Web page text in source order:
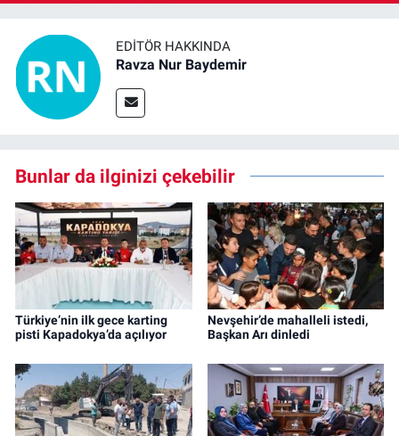
EDITÖR HAKKINDA
Ravza Nur Baydemir
Bunlar da ilginizi çekebilir
Türkiye’nin ilk gece karting
pisti Kapadokya’da açılıyor
Nevşehir’de mahalleli istedi,
Başkan Arı dinledi